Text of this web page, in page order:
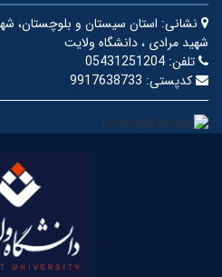
نشانی:
شهید مرادی ، دانشگاه ولایت
تلفن: 05431251204
کدپستی: 9917638733